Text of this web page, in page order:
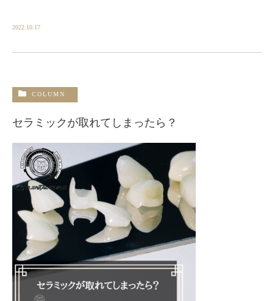
2022.10.17
COLUMN
セラミックが取れてしまったら？